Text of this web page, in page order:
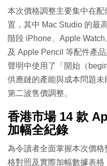
本次價格調整主要集中在
置，其中 Mac Studio 的最
階段 iPhone、Apple
及 Apple Pencil 等配件產
聲明中使用了「開始（
供應鏈的產能與成本問題
第二波售價調整。
香港市場 14 款
加幅全紀錄
為令讀者全面掌握本次價
格對照及實際加幅數據表格